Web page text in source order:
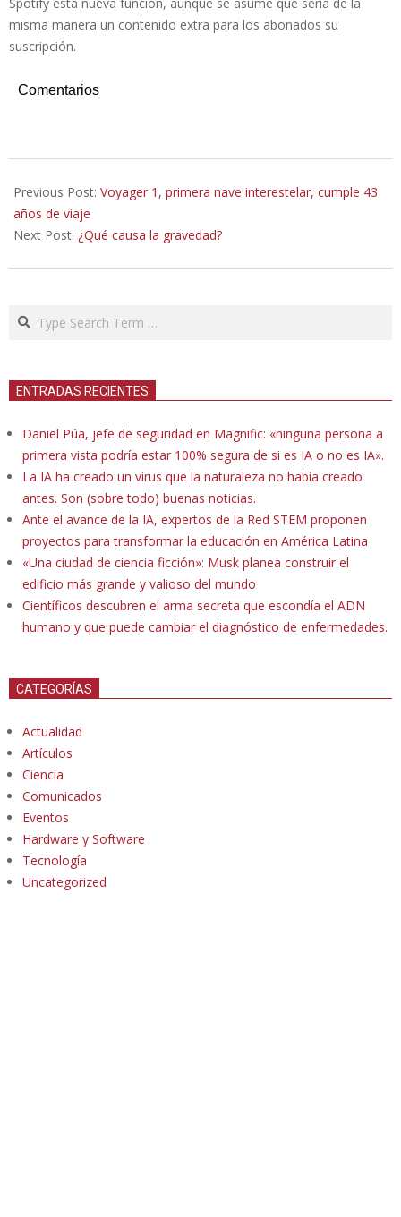
misma manera un contenido extra para los abonados su
suscripción.
Comentarios
09-
12
Previous Post: Voyager 1, primera nave interestelar, cumple 43
años de viaje
Next Post: ¿Qué causa la gravedad?
Search
ENTRADAS RECIENTES
Daniel Púa, jefe de seguridad en Magnific: «ninguna persona a
primera vista podría estar 100% segura de si es IA o no es IA».
La IA ha creado un virus que la naturaleza no había creado
antes. Son (sobre todo) buenas noticias.
Ante el avance de la IA, expertos de la Red STEM proponen
proyectos para transformar la educación en América Latina
«Una ciudad de ciencia ficción»: Musk planea construir el
edificio más grande y valioso del mundo
Científicos descubren el arma secreta que escondía el ADN
humano y que puede cambiar el diagnóstico de enfermedades.
CATEGORÍAS
Actualidad
Artículos
Ciencia
Comunicados
Eventos
Hardware y Software
Tecnología
Uncategorized